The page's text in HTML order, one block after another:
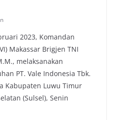
2023, Komandan
Makassar Brigjen TNI
melaksanakan
PT. Vale Indonesia Tbk.
Kabupaten Luwu Timur
(Sulsel), Senin